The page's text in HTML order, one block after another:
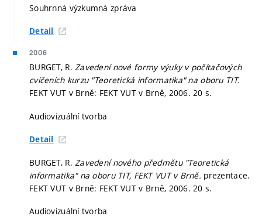
Souhrnná výzkumná zpráva
Detail
2006
BURGET, R.Zavedení nové formy výuky v počítačových
cvičeních kurzu "Teoretická informatika" na oboru TIT.
FEKT VUT v Brně: FEKT VUT v Brně, 2006. 20 s.
Audiovizuální tvorba
Detail
BURGET, R.Zavedení nového předmětu "Teoretická
informatika" na oboru TIT, FEKT VUT v Brně. prezentace.
FEKT VUT v Brně: FEKT VUT v Brně, 2006. 20 s.
Audiovizuální tvorba